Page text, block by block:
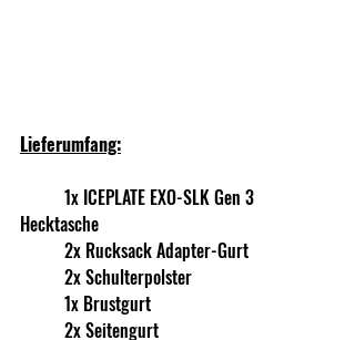
Lieferumfang:
Hecktasche
	2x Rucksack Adapter-Gurt
	2x Schulterpolster
	1x Brustgurt
	2x Seitengurt